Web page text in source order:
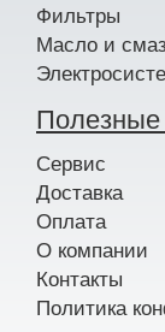
Фильтры
Масло и
Сервис
Доставка
Оплата
О компании
Контакты
Политика